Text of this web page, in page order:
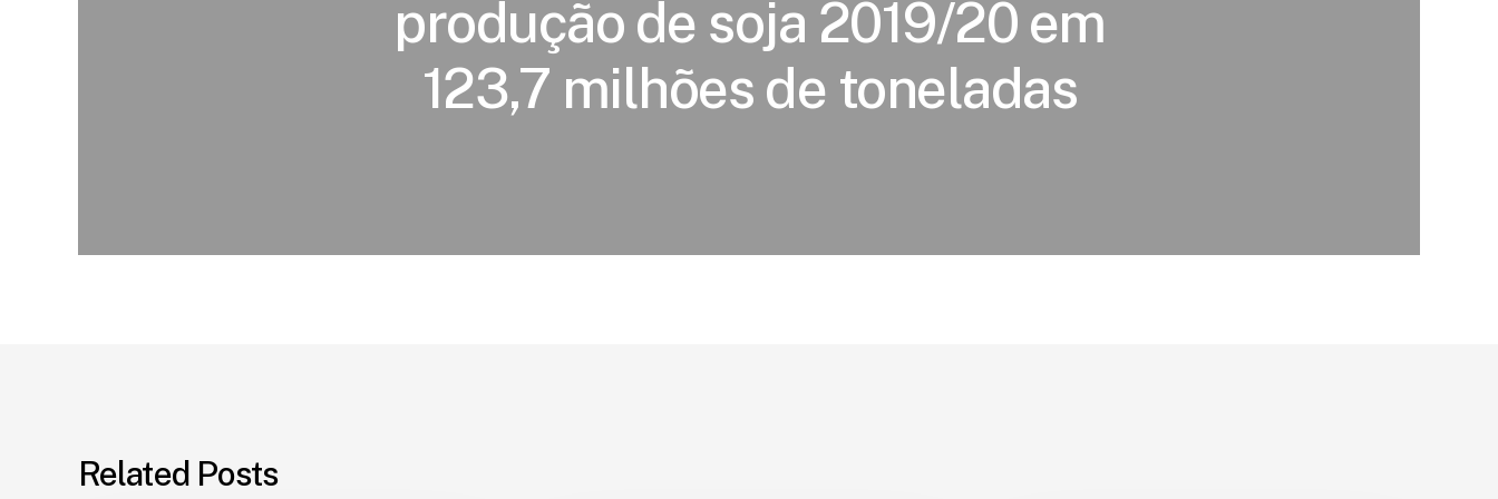
produção de soja 2019/20 em
123,7 milhões de toneladas
Related Posts